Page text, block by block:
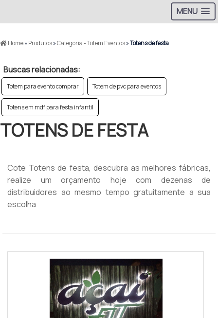
MENU
Home»Produtos»Categoria - Totem Eventos»Totens de festa
Buscas relacionadas:
Totem para evento comprar Totem de pvc para eventos
Totens em mdf para festa infantil
TOTENS DE FESTA
Cote Totens de festa, descubra as melhores fábricas,
realize um orçamento hoje com dezenas de
distribuidores ao mesmo tempo gratuitamente a sua
escolha